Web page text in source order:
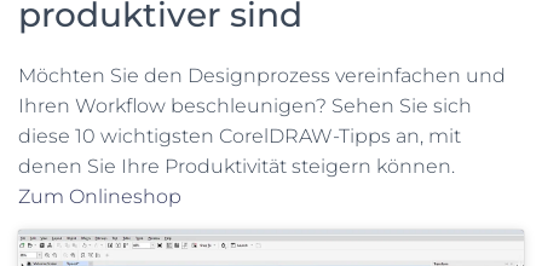
produktiver sind
Möchten Sie den Designprozess vereinfachen und
Ihren Workflow beschleunigen? Sehen Sie sich
diese 10 wichtigsten CorelDRAW-Tipps an, mit
denen Sie Ihre Produktivität steigern können.
Zum Onlineshop